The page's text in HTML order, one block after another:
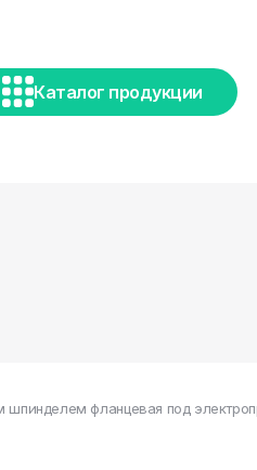
Каталог продукции
фланцевая под